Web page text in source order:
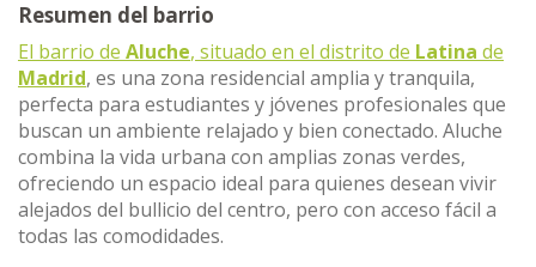
Resumen del barrio
El barrio de Aluche, situado en el distrito de Latina de
Madrid, es una zona residencial amplia y tranquila,
perfecta para estudiantes y jóvenes profesionales que
buscan un ambiente relajado y bien conectado. Aluche
combina la vida urbana con amplias zonas verdes,
ofreciendo un espacio ideal para quienes desean vivir
alejados del bullicio del centro, pero con acceso fácil a
todas las comodidades.